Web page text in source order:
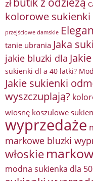
zł
kolorowe sukienki
przejściowe damskie
tanie ubrania Jaka
jakie bluzki dla
sukienki dl a 40 latki?
Jakie sukienki
wyszczuplają?
wiosnę koszulowe
wyprzedaże
markowe bluzki
włoskie
modna sukienka dla